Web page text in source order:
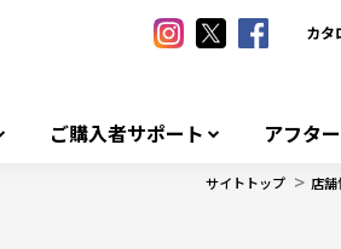
カタ
ご購入者サポート アフタ
サイトトップ > 店舗